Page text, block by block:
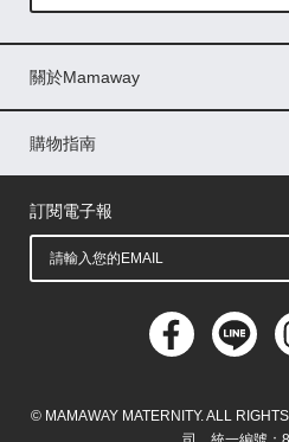
印尼
菲律賓
馬來西亞
關於Mamaway
門市據點
最新消息
品牌故事
人力招募
媒體花絮
隱私權聲明
CSR企業社會責任
購物指南
購物常見問題
退換貨問題
儲值金使用條款
購買儲值金
發票問題
會員權益
線上留言
吸乳器-免費體驗
訂閱電子報
© MAMAWAY MATERNITY. ALL